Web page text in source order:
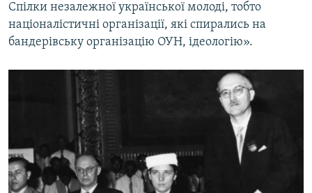
Спілки незалежної української молоді, тобто
націоналістичні організації, які спирались на
бандерівську організацію ОУН, ідеологію».